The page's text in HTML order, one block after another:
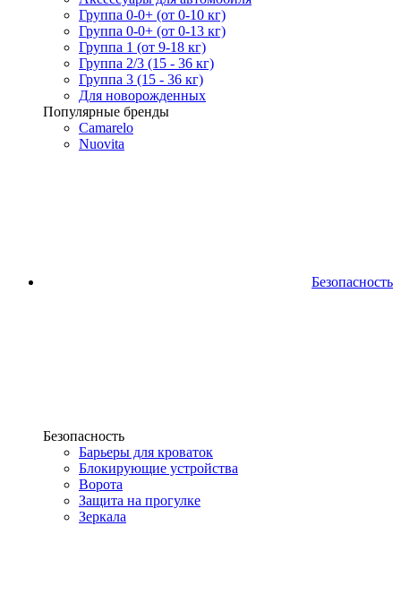
Группа 0-0+ (от 0-10 кг)
Группа 0-0+ (от 0-13 кг)
Группа 1 (от 9-18 кг)
Группа 2/3 (15 - 36 кг)
Группа 3 (15 - 36 кг)
Для новорожденных
Популярные бренды
Camarelo
Nuovita
Безопасность
Безопасность
Барьеры для кроваток
Блокирующие устройства
Ворота
Защита на прогулке
Зеркала